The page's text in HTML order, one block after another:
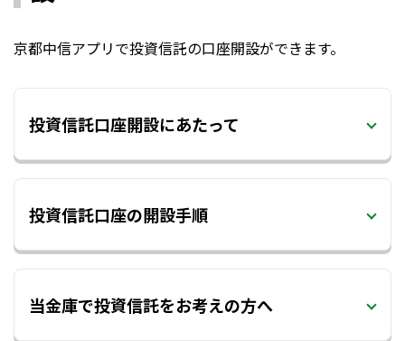
京都中信アプリで投資信託の口座開設ができます。
投資信託口座開設にあたって
投資信託口座の開設手順
当金庫で投資信託をお考えの方へ